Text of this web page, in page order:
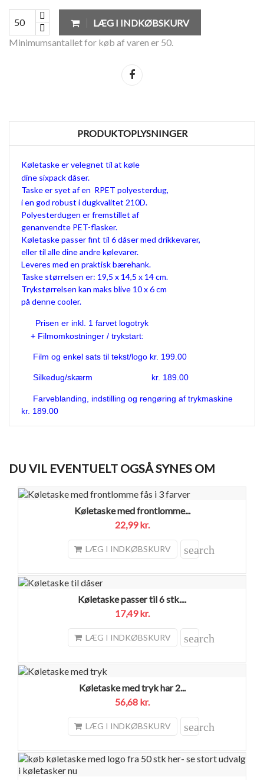
LÆG I INDKØBSKURV
Minimumsantallet for køb af varen er 50.
PRODUKTOPLYSNINGER
Køletaske er velegnet til at køle
dine sixpack dåser.
Taske er syet af en RPET polyesterdug,
i en god robust i dugkvalitet 210D.
Polyesterdugen er fremstillet af
genanvendte PET-flasker.
Køletaske passer fint til 6 dåser med drikkevarer,
eller til alle dine andre kølevarer.
Leveres med en praktisk bærehank.
Taske størrelsen er: 19,5 x 14,5 x 14 cm.
Trykstørrelsen kan maks blive 10 x 6 cm
på denne cooler.
Prisen er inkl. 1 farvet logotryk
+ Filmomkostninger / trykstart:
Film og enkel sats til tekst/logo kr. 199.00
Silkedug/skærm kr. 189.00
Farveblanding, indstilling og rengøring af trykmaskine
kr. 189.00
DU VIL EVENTUELT OGSÅ SYNES OM
Køletaske med frontlomme...
22,99 kr.
LÆG I INDKØBSKURV search
Køletaske passer til 6 stk....
17,49 kr.
LÆG I INDKØBSKURV search
Køletaske med tryk har 2...
56,68 kr.
LÆG I INDKØBSKURV search